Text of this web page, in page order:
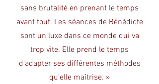
sans brutalité en prenant le temps
avant tout. Les séances de Bénédicte
sont un luxe dans ce monde qui va
trop vite. Elle prend le temps
d'adapter ses différentes méthodes
qu'elle maîtrise. »